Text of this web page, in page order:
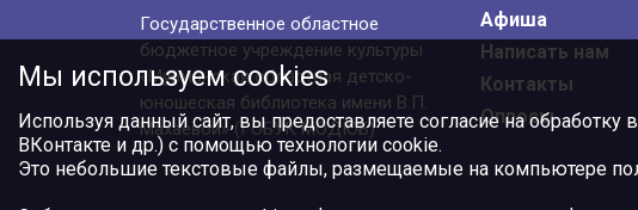
Государственное областное
бюджетное учреждение культуры
«Мурманская областная детско-
юношеская библиотека имени В.П.
Махаевой» (ГОБУК МОДЮБ)
Афиша
Написать нам
Контакты
Опросы
Мы используем cookies
Используя данный сайт, вы предоставляете согласие на
ВКонтакте и др.) с помощью технологии cookie.
Это небольшие текстовые файлы, размещаемые на компьютере